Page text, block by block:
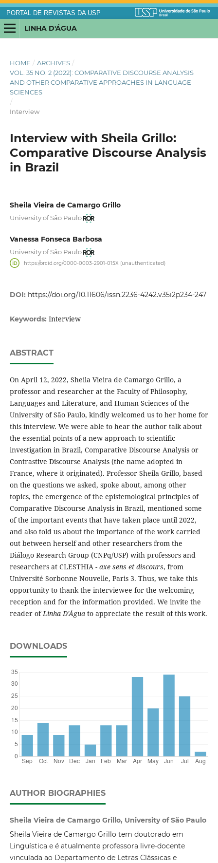
PORTAL DE REVISTAS DA USP
LINHA D'ÁGUA
HOME / ARCHIVES /
VOL. 35 NO. 2 (2022): COMPARATIVE DISCOURSE ANALYSIS
AND OTHER COMPARATIVE APPROACHES IN LANGUAGE
SCIENCES
/
Interview
Interview with Sheila Grillo:
Comparative Discourse Analysis
in Brazil
Sheila Vieira de Camargo Grillo
University of São Paulo
Vanessa Fonseca Barbosa
University of São Paulo
https://orcid.org/0000-0003-2901-015X (unauthenticated)
DOI: https://doi.org/10.11606/issn.2236-4242.v35i2p234-247
Keywords: Interview
ABSTRACT
On April 12, 2022, Sheila Vieira de Camargo Grillo, a
professor and researcher at the Faculty of Philosophy,
Languages and Literature, and Human Sciences of the
University of São Paulo, kindly welcomed us to her home for
this interview. We were able to hear the author talk about
the essential points of a new approach to scientific
investigation in Brazil, Comparative Discourse Analysis or
Contrastive Discourse Analysis (the name adopted in
France, where it originated). Professor Sheila Grillo, based
on the questions we asked, spoke about, among other
topics, the emergence of the epistemological principles of
Comparative Discourse Analysis in Brazil, mentioned some
of the important events that have taken place until 2022,
and also told us about the importance of the work carried
out between herself and other researchers from the
Diálogo Research Group (CNPq/USP) with professors and
researchers at CLESTHIA -axe sens et discours, from
Université Sorbonne Nouvelle, Paris 3. Thus, we take this
opportunity to thank the interviewee for the welcoming
reception and for the information provided. We invite the
reader ofLinha D'Águato appreciate the result of this work.
DOWNLOADS
AUTHOR BIOGRAPHIES
Sheila Vieira de Camargo Grillo, University of São Paulo
Sheila Vieira de Camargo Grillo tem doutorado em
Linguística e é atualmente professora livre-docente
vinculada ao Departamento de Letras Clássicas e